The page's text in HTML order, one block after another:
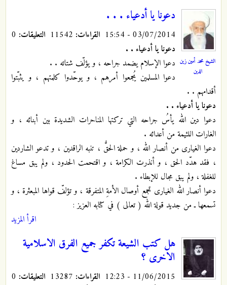
الشيخ محمد أمين زين
الدين
دعونا يا أدعياء . . .
03/07/2014 - 15:54 القراءات: التعليقات:
دعونا يا أدعياء . .
دعوا الإسلام يضمد جراحه ، و يؤلّف شتاته . .
دعوا المسلمين يُجمعوا أمرهم ، و يوحّدوا كلمتهم ، و يثبّتوا
أقدامهم . .
دعونا يا أدعياء . .
دعوا دين الله يأسُ جراحه التي تركتها المناحرات الشديدة بين أبنائه ، و
الغارات اللئيمة من أعدائه .
دعوا الغيارى من أنصار الله ، و حملة الحقُّ ، تنبه الراقدين ، و تدعو الشاردين
، فقد هدّد الحق ، و أنذرت الكرامة ، و اقتحمت الحدود ، ولم يبق مساغ
للغفلة ، ولم يبق مجال للإبطاء .
دعوا أنصار الله الغيارى تجمع أوصال الأمةِ المتفرقة ، و تؤلفّ قواها المبعثرة ، و
تسمعها ـ من جديد قولة الله ( تعالى ) في كتابه العزيز :
اقرأ المزيد
هل كتب الشيعة تكفر جميع الفرق الاسلامية
الاخرى ؟
11/06/2015 - 12:23 القراءات: التعليقات: